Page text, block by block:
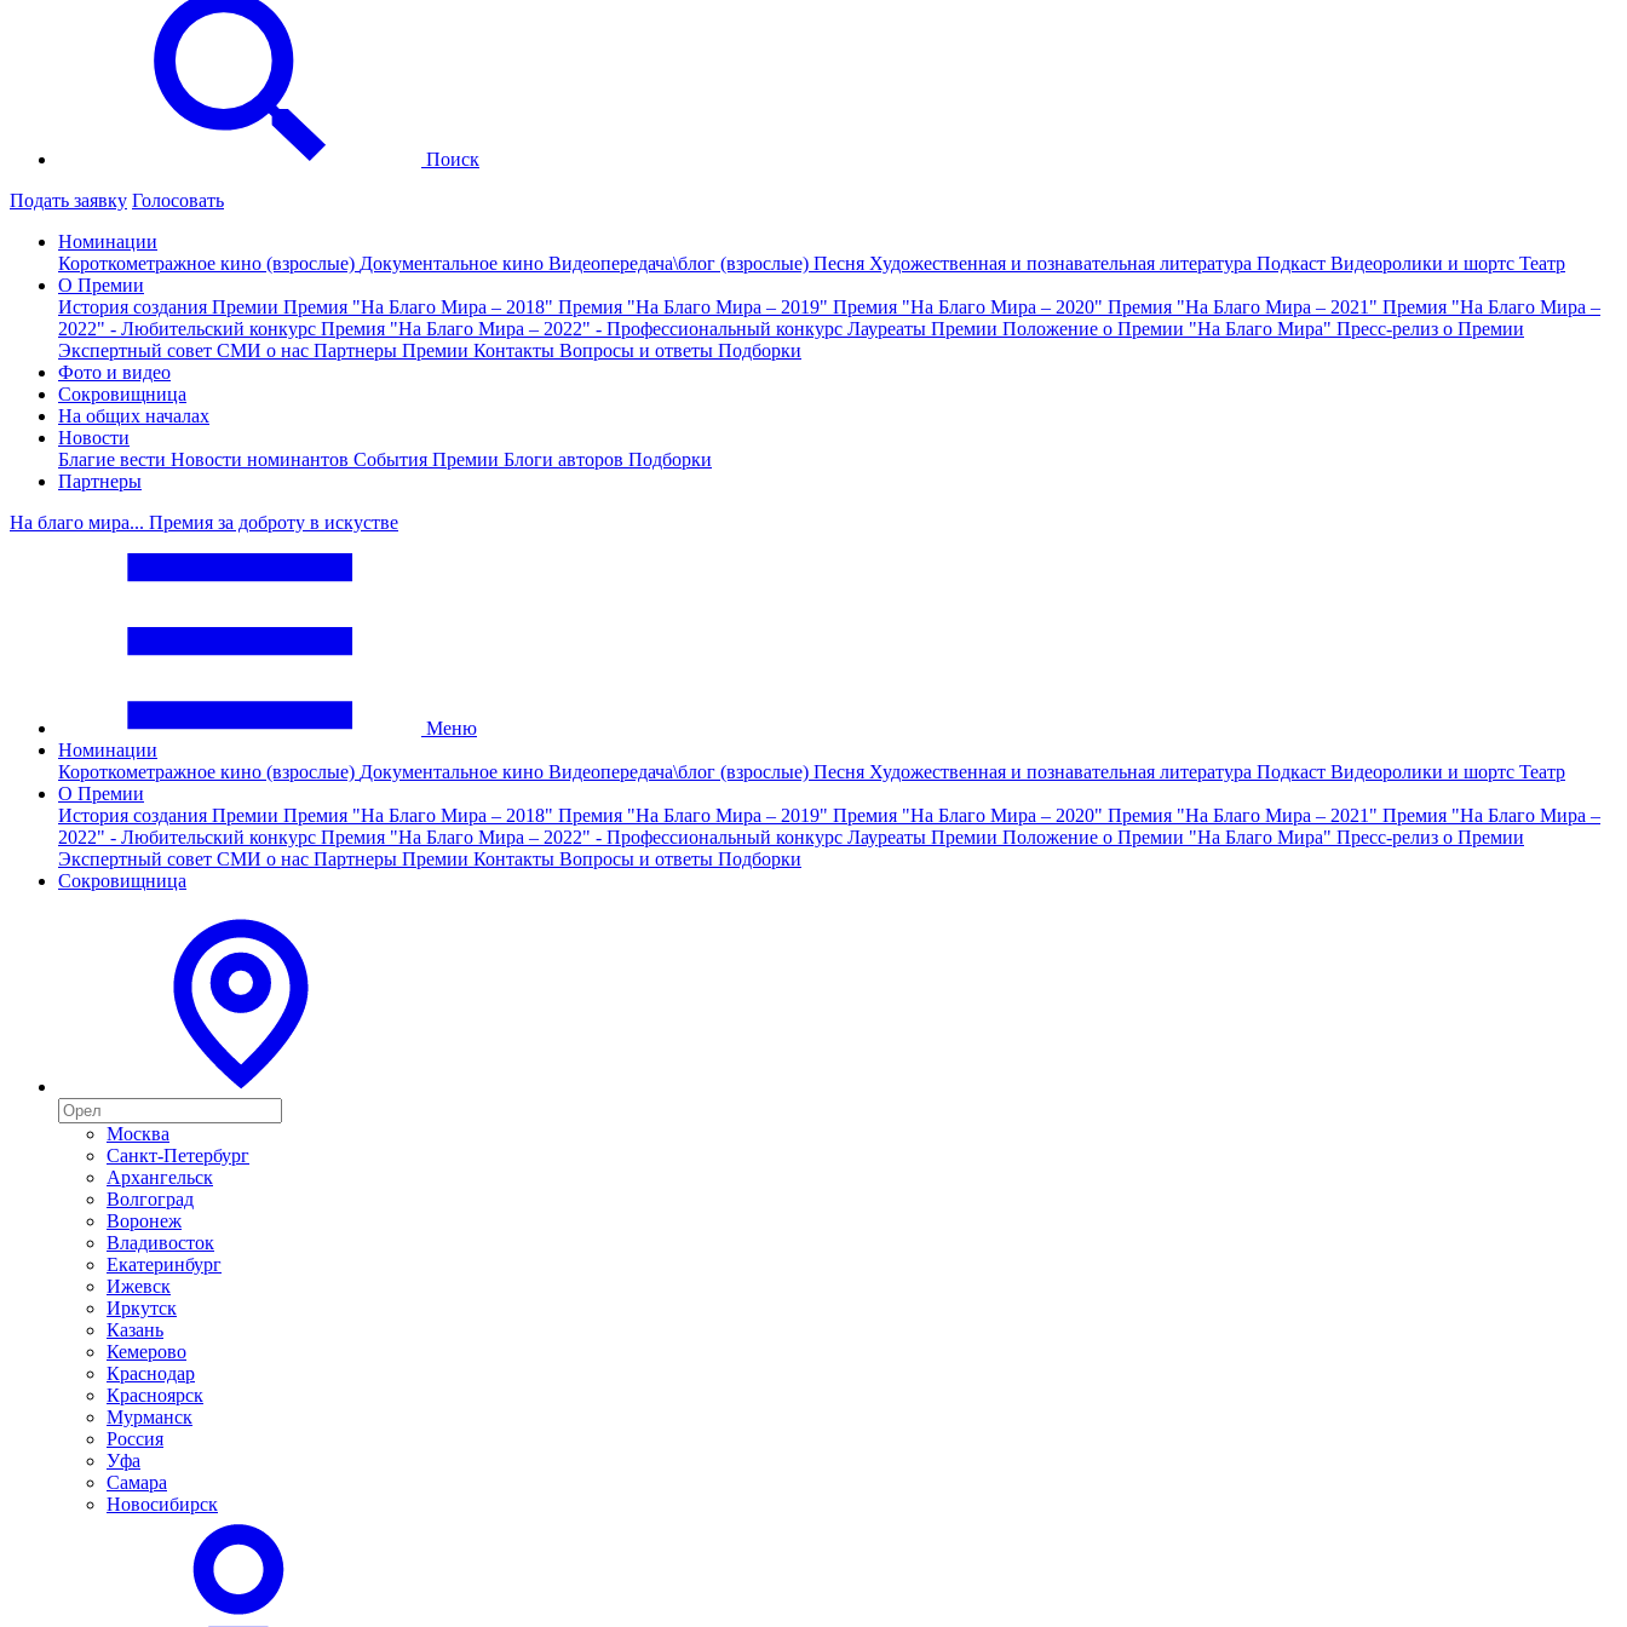
Поиск
Подать заявку Голосовать
Номинации
Короткометражное кино (взрослые) Документальное кино Видеопередача\блог (взрослые) Песня Художественная и познавательная литература Подкаст Видеоролики и шортс Театр
О Премии
История создания Премии Премия "На Благо Мира – 2018" Премия "На Благо Мира – 2019" Премия "На Благо Мира – 2020" Премия "На Благо Мира – 2021" Премия "На Благо Мира –
2022" - Любительский конкурс Премия "На Благо Мира – 2022" - Профессиональный конкурс Лауреаты Премии Положение о Премии "На Благо Мира" Пресс-релиз о Премии
Экспертный совет СМИ о нас Партнеры Премии Контакты Вопросы и ответы Подборки
Фото и видео
Сокровищница
На общих началах
Новости
Благие вести Новости номинантов События Премии Блоги авторов Подборки
Партнеры
На благо мира... Премия за доброту в искустве
Меню
Номинации
Короткометражное кино (взрослые) Документальное кино Видеопередача\блог (взрослые) Песня Художественная и познавательная литература Подкаст Видеоролики и шортс Театр
О Премии
История создания Премии Премия "На Благо Мира – 2018" Премия "На Благо Мира – 2019" Премия "На Благо Мира – 2020" Премия "На Благо Мира – 2021" Премия "На Благо Мира –
2022" - Любительский конкурс Премия "На Благо Мира – 2022" - Профессиональный конкурс Лауреаты Премии Положение о Премии "На Благо Мира" Пресс-релиз о Премии
Экспертный совет СМИ о нас Партнеры Премии Контакты Вопросы и ответы Подборки
Сокровищница
Москва
Санкт-Петербург
Архангельск
Волгоград
Воронеж
Владивосток
Екатеринбург
Ижевск
Иркутск
Казань
Кемерово
Краснодар
Красноярск
Мурманск
Россия
Уфа
Самара
Новосибирск